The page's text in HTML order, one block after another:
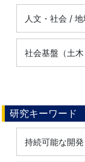
人文・社会 /
社会基盤（土
研究キーワード
持続可能な開